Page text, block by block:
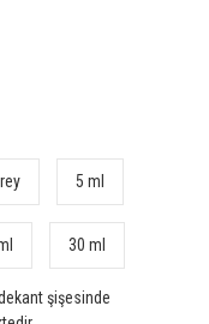
5 ml
30 ml
şişesinde